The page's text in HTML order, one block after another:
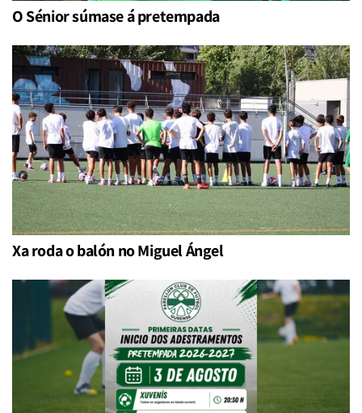
O Sénior súmase á pretempada
Xa roda o balón no Miguel Ángel